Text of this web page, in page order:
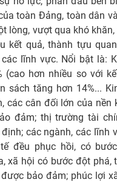
toàn Đảng, toàn dân
lòng, vượt qua khó
kết quả, thành tựu
lĩnh vực. Nổi bật là:
(cao hơn nhiều so với
sách tăng hơn 14%...
các cân đối lớn của nền
đảm; thị trường tài
các ngành, các lĩnh
đều phục hồi, có
xã hội có bước đột phá,
bảo đảm; phúc lợi